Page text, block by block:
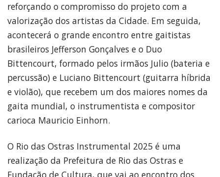
reforçando o compromisso do projeto com a
valorização dos artistas da Cidade. Em seguida,
acontecerá o grande encontro entre gaitistas
brasileiros Jefferson Gonçalves e o Duo
Bittencourt, formado pelos irmãos Julio (bateria e
percussão) e Luciano Bittencourt (guitarra híbrida
e violão), que recebem um dos maiores nomes da
gaita mundial, o instrumentista e compositor
carioca Mauricio Einhorn.
O Rio das Ostras Instrumental 2025 é uma
realização da Prefeitura de Rio das Ostras e
Fundação de Cultura, que vai ao encontro dos